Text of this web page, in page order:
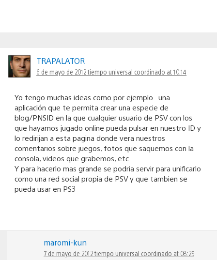
TRAPALATOR
6 de mayo de 2012 tiempo universal coordinado at 10:14
Yo tengo muchas ideas como por ejemplo.. una
aplicación que te permita crear una especie de
blog/PNSID en la que cualquier usuario de PSV con los
que hayamos jugado online pueda pulsar en nuestro ID y
lo redirijan a esta pagina donde vera nuestros
comentarios sobre juegos, fotos que saquemos con la
consola, videos que grabemos, etc.
Y para hacerlo mas grande se podria servir para unificarlo
como una red social propia de PSV y que tambien se
pueda usar en PS3
maromi-kun
7 de mayo de 2012 tiempo universal coordinado at 08:25